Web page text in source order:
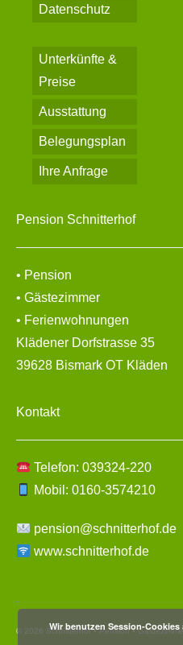
Datenschutz
Unterkünfte &
Preise
Ausstattung
Belegungsplan
Ihre Anfrage
Pension Schnitterhof
• Pension
• Gästezimmer
• Ferienwohnungen
Klädener Dorfstrasse 35
39628 Bismark OT Kläden
Kontakt
Telefon: 039324-220
Mobil: 0160-3574210
pension@schnitterhof.de
www.schnitterhof.de
© 2026 Schnitterhof • Pension •
Wir benutzen Session-Cookies